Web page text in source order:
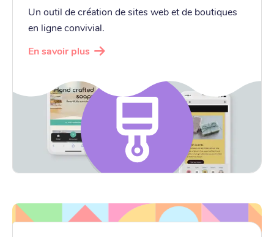
Un outil de création de sites web et de boutiques
en ligne convivial.
En savoir plus